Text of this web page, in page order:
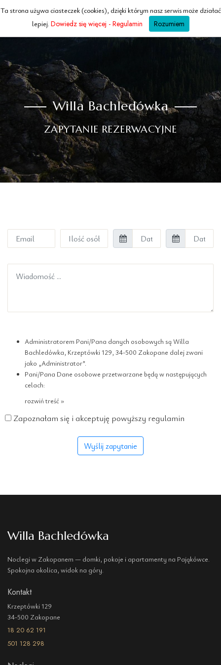
WILLA
Bachledowka
ZAKOPANE · TATRY
Willa Bachledówka
ZAPYTANIE REZERWACYJNE
Administratorem Pani/Pana danych osobowych są Willa
Bachledówka, Krzeptówki 129, 34-500 Zakopane dalej zwani
jako „Administrator”.
Pani/Pana Dane osobowe przetwarzane będą w następujących
celach:
rozwiń treść »
Zapoznałam się i akceptuję powyższy regulamin
Wyślij zapytanie
Willa Bachledówka
Noclegi w Zakopanem — domki, pokoje i apartamenty na Pająkówce.
Spokojna okolica, widok na góry.
Kontakt
Krzeptówki 129
34-500 Zakopane
18 20 62 191
501 128 298
Ta strona używa ciasteczek (cookies), dzięki którym nasz serwis może działać
lepiej. Dowiedz się więcej - Regulamin Rozumiem